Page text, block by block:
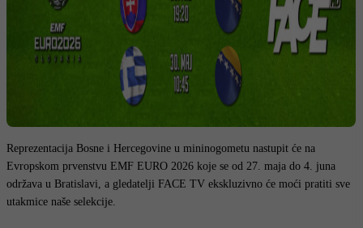
Reprezentacija Bosne i Hercegovine u mininogometu nastupit će na
Evropskom prvenstvu EMF EURO 2026 koje se od 27. maja do 4. juna
održava u Bratislavi, a gledatelji FACE TV ekskluzivno će moći pratiti sve
utakmice naše selekcije.